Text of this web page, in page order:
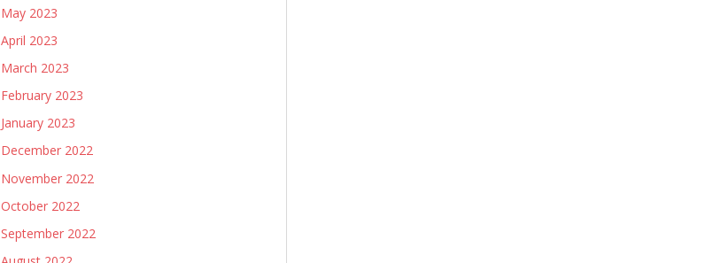
May 2023
April 2023
March 2023
February 2023
January 2023
December 2022
November 2022
October 2022
September 2022